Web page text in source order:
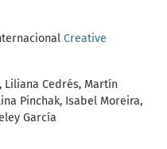
Creative
Liliana Cedrés, Martín
Pinchak, Isabel Moreira,
García